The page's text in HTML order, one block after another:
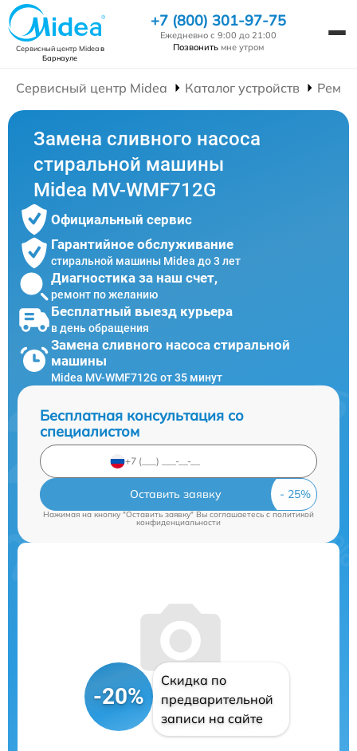
Сервисный центр Mideaв
Барнауле
+7 (800) 301-97-75
Ежедневно с 9:00 до 21:00
Позвонить мне утром
Сервисный центр Midea Каталог устройств
Замена сливного насоса
стиральной машины
Midea MV-WMF712G
Официальный сервис
Гарантийное обслуживание
стиральной машины Midea до 3 лет
Диагностика за наш счет,
ремонт по желанию
Бесплатный выезд курьера
в день обращения
Замена сливного насоса стиральной
машины
Midea MV-WMF712G от 35 минут
Бесплатная консультация со
специалистом
Оставить заявку
Нажимая на кнопку "Оставить заявку" Вы соглашаетесь cполитикой
конфиденциальности
-20%
Скидка по
предварительной
записи на сайте